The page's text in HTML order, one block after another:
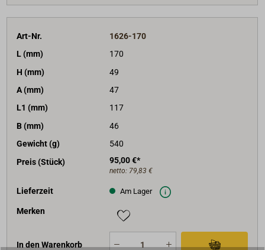
Art-Nr.
1626-170
L (mm)
170
H (mm)
49
A (mm)
47
L1 (mm)
117
B (mm)
46
Gewicht (g)
540
Preis (Stück)
95,00 €*
netto: 79,83 €
Lieferzeit Am Lager
Merken
In den Warenkorb